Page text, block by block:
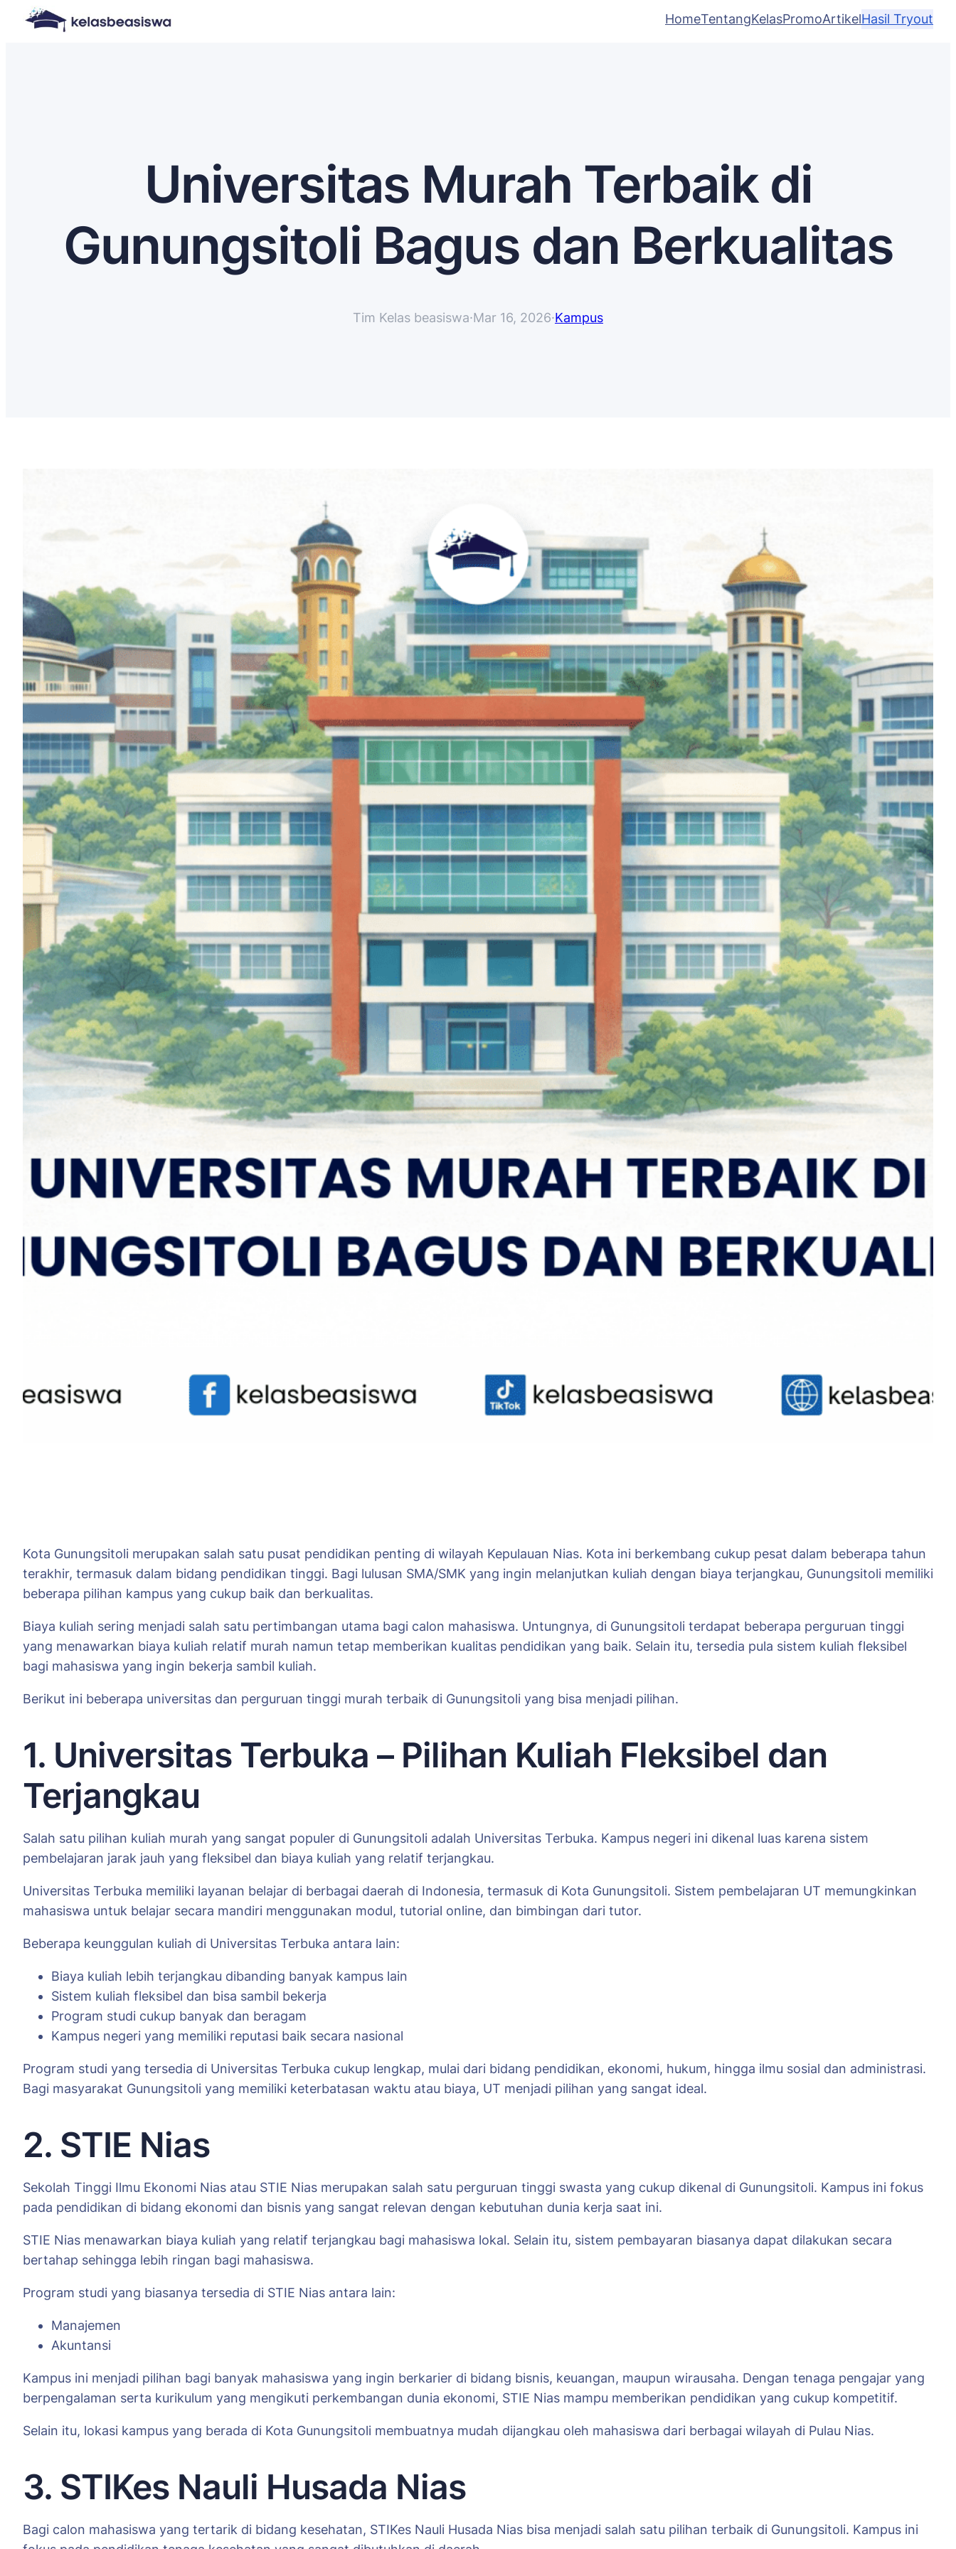
HomeTentangKelasPromoArtikelHasil Tryout
Universitas Murah Terbaik di
Gunungsitoli Bagus dan Berkualitas
Tim Kelas beasiswa·Mar 16, 2026·Kampus
Kota Gunungsitoli merupakan salah satu pusat pendidikan penting di wilayah Kepulauan Nias. Kota ini berkembang cukup pesat dalam beberapa tahun
terakhir, termasuk dalam bidang pendidikan tinggi. Bagi lulusan SMA/SMK yang ingin melanjutkan kuliah dengan biaya terjangkau, Gunungsitoli memiliki
beberapa pilihan kampus yang cukup baik dan berkualitas.
Biaya kuliah sering menjadi salah satu pertimbangan utama bagi calon mahasiswa. Untungnya, di Gunungsitoli terdapat beberapa perguruan tinggi
yang menawarkan biaya kuliah relatif murah namun tetap memberikan kualitas pendidikan yang baik. Selain itu, tersedia pula sistem kuliah fleksibel
bagi mahasiswa yang ingin bekerja sambil kuliah.
Berikut ini beberapa universitas dan perguruan tinggi murah terbaik di Gunungsitoli yang bisa menjadi pilihan.
1. Universitas Terbuka – Pilihan Kuliah Fleksibel dan
Terjangkau
Salah satu pilihan kuliah murah yang sangat populer di Gunungsitoli adalah Universitas Terbuka. Kampus negeri ini dikenal luas karena sistem
pembelajaran jarak jauh yang fleksibel dan biaya kuliah yang relatif terjangkau.
Universitas Terbuka memiliki layanan belajar di berbagai daerah di Indonesia, termasuk di Kota Gunungsitoli. Sistem pembelajaran UT memungkinkan
mahasiswa untuk belajar secara mandiri menggunakan modul, tutorial online, dan bimbingan dari tutor.
Beberapa keunggulan kuliah di Universitas Terbuka antara lain:
Biaya kuliah lebih terjangkau dibanding banyak kampus lain
Sistem kuliah fleksibel dan bisa sambil bekerja
Program studi cukup banyak dan beragam
Kampus negeri yang memiliki reputasi baik secara nasional
Program studi yang tersedia di Universitas Terbuka cukup lengkap, mulai dari bidang pendidikan, ekonomi, hukum, hingga ilmu sosial dan administrasi.
Bagi masyarakat Gunungsitoli yang memiliki keterbatasan waktu atau biaya, UT menjadi pilihan yang sangat ideal.
2. STIE Nias
Sekolah Tinggi Ilmu Ekonomi Nias atau STIE Nias merupakan salah satu perguruan tinggi swasta yang cukup dikenal di Gunungsitoli. Kampus ini fokus
pada pendidikan di bidang ekonomi dan bisnis yang sangat relevan dengan kebutuhan dunia kerja saat ini.
STIE Nias menawarkan biaya kuliah yang relatif terjangkau bagi mahasiswa lokal. Selain itu, sistem pembayaran biasanya dapat dilakukan secara
bertahap sehingga lebih ringan bagi mahasiswa.
Program studi yang biasanya tersedia di STIE Nias antara lain:
Manajemen
Akuntansi
Kampus ini menjadi pilihan bagi banyak mahasiswa yang ingin berkarier di bidang bisnis, keuangan, maupun wirausaha. Dengan tenaga pengajar yang
berpengalaman serta kurikulum yang mengikuti perkembangan dunia ekonomi, STIE Nias mampu memberikan pendidikan yang cukup kompetitif.
Selain itu, lokasi kampus yang berada di Kota Gunungsitoli membuatnya mudah dijangkau oleh mahasiswa dari berbagai wilayah di Pulau Nias.
3. STIKes Nauli Husada Nias
Bagi calon mahasiswa yang tertarik di bidang kesehatan, STIKes Nauli Husada Nias bisa menjadi salah satu pilihan terbaik di Gunungsitoli. Kampus ini